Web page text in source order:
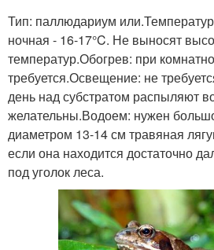
Тип: паллюдариум
ночная - 16-17°C. Не выносят
температур.Обогрев: при
требуется.Освещение: не
день над субстратом распыляют
желательны.Водоем: нужен
диаметром 13-14 см травяная
если она находится достаточно
под уголок леса.